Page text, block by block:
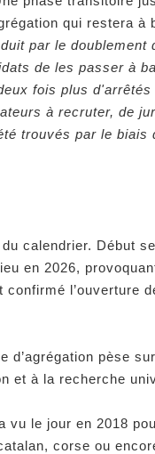
qui restera à
par le doublement
de les passer à
fois plus
à recruter, de
trouvés par le biais
calendrier. Début
en 2026,
l’ouverture
pèse
et à la recherche
vu le jour en 2018
corse ou